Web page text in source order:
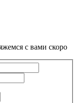
с вами скоро